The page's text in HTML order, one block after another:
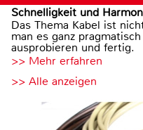
Schnelligkeit und
Das Thema Kabel ist
man es ganz
ausprobieren und fertig.
>> Mehr erfahren
>> Alle anzeigen